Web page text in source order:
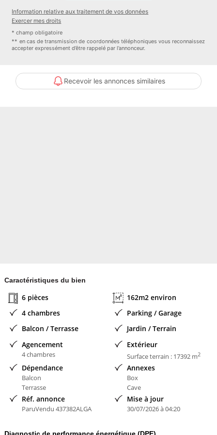
- A l'étage :
- 3 grandes chambres d'environ 15 m², toutes avec placards
intégrés
Dont une chambre avec deux portes-fenêtres donnant accès à un
balcon
- Une cave à vin de 14 m²
- Les extérieurs : un cadre exceptionnel :
- Terrasse ensoleillée avec spa abrité
- Coin barbecue en dur avec évier et arrivée d'eau
- Grand jardin paysagé, potager et terrain piscinable
Information relative aux traitement de vos données
Exercer mes droits
* champ obligatoire
** en cas de transmission de coordonnées téléphoniques vous reconnaissez
accepter expressément d’être rappelé par l’annonceur.
Recevoir les annonces similaires
Caractéristiques du bien
6 pièces
162m2 environ
4 chambres
Parking / Garage
Balcon / Terrasse
Jardin / Terrain
Agencement
4 chambres
Extérieur
Surface terrain : 17392 m2
Dépendance
Balcon
Terrasse
Annexes
Box
Cave
Réf. annonce
ParuVendu 437382ALGA
Mise à jour
30/07/2026 à 04:20
Diagnostic de performance énergétique (DPE)